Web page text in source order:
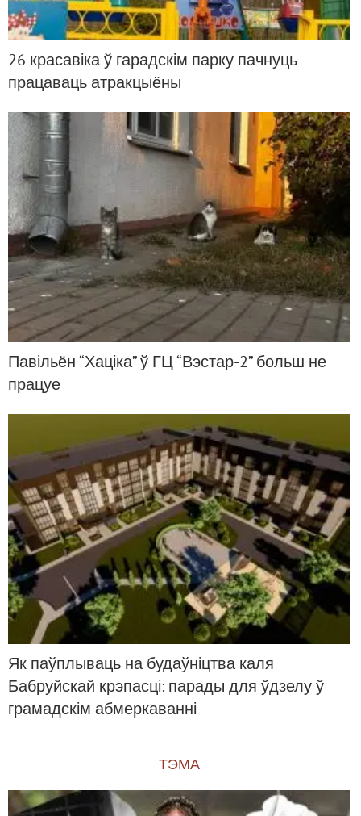
26 красавіка ў гарадскім парку пачнуць
працаваць атракцыёны
Павільён “Хаціка” ў ГЦ “Вэстар-2” больш не
працуе
Як паўплываць на будаўніцтва каля
Бабруйскай крэпасці: парады для ўдзелу ў
грамадскім абмеркаванні
ТЭМА